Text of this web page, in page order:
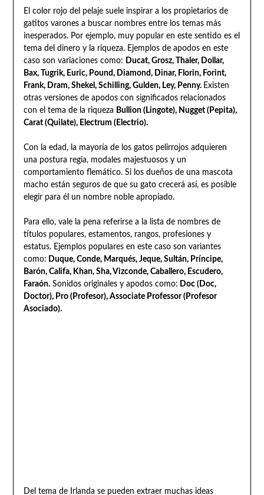
El color rojo del pelaje suele inspirar a los propietarios de
gatitos varones a buscar nombres entre los temas más
inesperados. Por ejemplo, muy popular en este sentido es el
tema del dinero y la riqueza. Ejemplos de apodos en este
caso son variaciones como: Ducat, Grosz, Thaler, Dollar,
Bax, Tugrik, Euric, Pound, Diamond, Dinar, Florin, Forint,
Frank, Dram, Shekel, Schilling, Gulden, Ley, Penny. Existen
otras versiones de apodos con significados relacionados
con el tema de la riqueza Bullion (Lingote), Nugget (Pepita),
Carat (Quilate), Electrum (Electrio).
Con la edad, la mayoría de los gatos pelirrojos adquieren
una postura regia, modales majestuosos y un
comportamiento flemático. Si los dueños de una mascota
macho están seguros de que su gato crecerá así, es posible
elegir para él un nombre noble apropiado.
Para ello, vale la pena referirse a la lista de nombres de
títulos populares, estamentos, rangos, profesiones y
estatus. Ejemplos populares en este caso son variantes
como: Duque, Conde, Marqués, Jeque, Sultán, Príncipe,
Barón, Califa, Khan, Sha, Vizconde, Caballero, Escudero,
Faraón.Sonidos originales y apodos como: Doc (Doc,
Doctor), Pro (Profesor), Associate Professor (Profesor
Asociado).
Del tema de Irlanda se pueden extraer muchas ideas